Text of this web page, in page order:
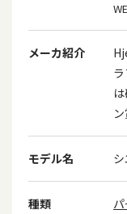
メーカ紹介
モデル名
種類